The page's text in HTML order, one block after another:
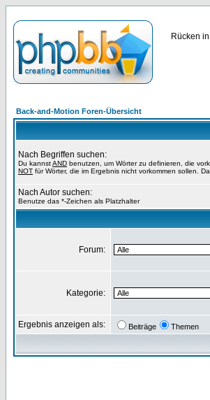
Rücken
Back-and-Motion Foren-Übersicht
Nach Begriffen suchen:
Du kannstAND benutzen, um Wörter zu definieren, die
NOT für Wörter, die im Ergebnis nicht vorkommen sollen.
Nach Autor suchen:
Benutze das *-Zeichen als Platzhalter
Forum:
Kategorie:
Ergebnis anzeigen als: Beiträge Themen